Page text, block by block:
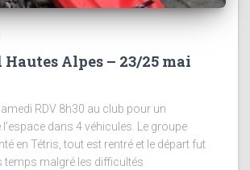
Alpes – 23/25 mai
RDV 8h30 au club pour un
dans 4 véhicules. Le groupe
en Tétris, tout est rentré et le départ fut
temps malgré les difficultés